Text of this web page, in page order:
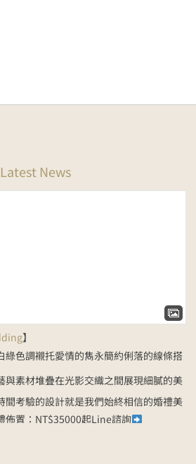
News
】
綠色調襯托愛情的雋永簡約俐落的線條搭
與素材堆疊在光影交織之間展現細膩的美
間考驗的設計就是我們始終相信的婚禮美
佈置：NT$35000起Line諮詢